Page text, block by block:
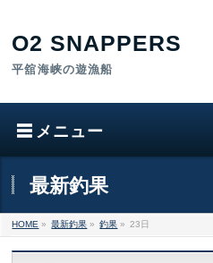
最新釣果
HOME » 最新釣果 » 釣果 » 23日